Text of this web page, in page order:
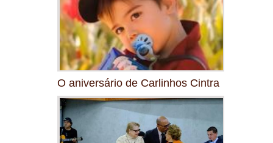
O aniversário de Carlinhos Cintra